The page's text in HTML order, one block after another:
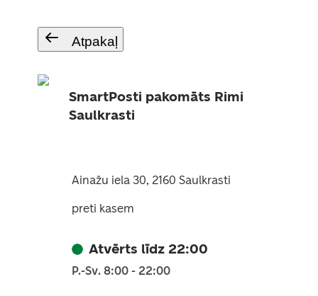
Atpakaļ
SmartPosti pakomāts Rimi
Saulkrasti
Ainažu iela 30, 2160 Saulkrasti
preti kasem
Atvērts līdz 22:00
P.-Sv. 8:00 - 22:00